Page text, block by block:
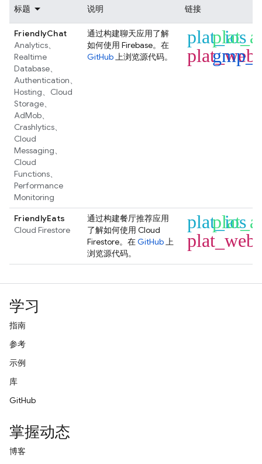
标题 说明 链接
FriendlyChat
Analytics、
Realtime
Database、
Authentication、
Hosting、 Cloud
Storage、
AdMob、
Crashlytics、
Cloud
Messaging、
Cloud
Functions、
Performance
Monitoring
通过构建聊天应用了解
如何使用 Firebase。在
GitHub上浏览源代码。
plat_ios
plat_web
FriendlyEats
Cloud Firestore
通过构建餐厅推荐应用
了解如何使用 Cloud
Firestore。在GitHub上
浏览源代码。
plat_ios
plat_web
学习
指南
参考
示例
库
GitHub
掌握动态
博客